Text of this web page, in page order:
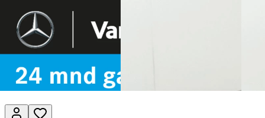
Van Mossel Automotive Group
Vestigingen
Werkplaatsplanner
Vacatures
Klantenservice
nl- Nederlands